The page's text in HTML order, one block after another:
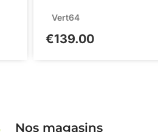
Vert64
€139.00
Nos magasins